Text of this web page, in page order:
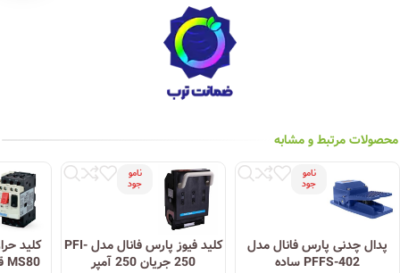
محصولات مرتبط و مشابه
نامو
جود
پدال چدنی پارس فانال مدل
PFFS-402 ساده
نامو
جود
کلید فیوز پارس فانال مدل PFI-
250 جریان 250 آمپر
کلید
MS80 قطع و وصل با شاسی